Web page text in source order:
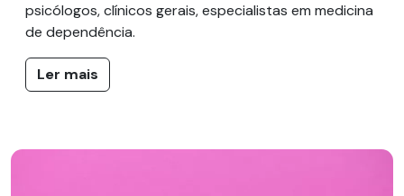
psicólogos, clínicos gerais, especialistas em medicina
de dependência.
Ler mais